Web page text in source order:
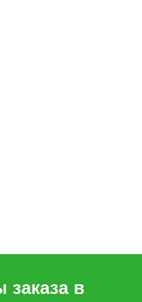
заказа в